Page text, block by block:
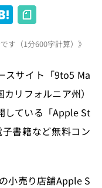
H
at
e
n
a
す（1分600字計算）》
スサイト「9to5 Ma
リフォルニア州）
している「Apple St
書籍など無料コン
小売り店舗Apple S